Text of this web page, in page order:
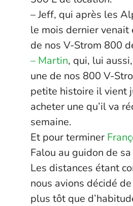
– Jeff, qui après les
le mois dernier venait
de nos V-Strom 800
– Martin, qui, lui
une de nos 800 V-
petite histoire il vient
acheter une qu’il va
semaine.
Et pour terminer
Falou au guidon de
Les distances étant
nous avions décidé
plus tôt que